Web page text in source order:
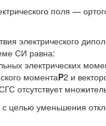
поля —
электрического
СИ равна:
электрических
моментаP2 и
отсутствует
целью уменьшения